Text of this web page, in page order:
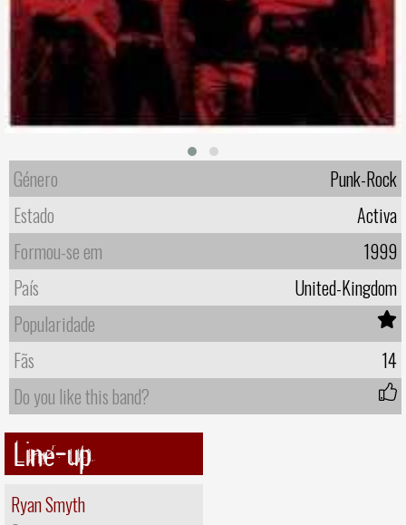
Género
Punk-Rock
Estado
Activa
Formou-se em
1999
País
United-Kingdom
Popularidade
Fãs
14
Do you like this band?
Line-up
Ryan Smyth